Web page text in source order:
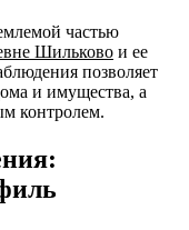
частью
Шильково и ее
позволяет
и имущества, а
контролем.